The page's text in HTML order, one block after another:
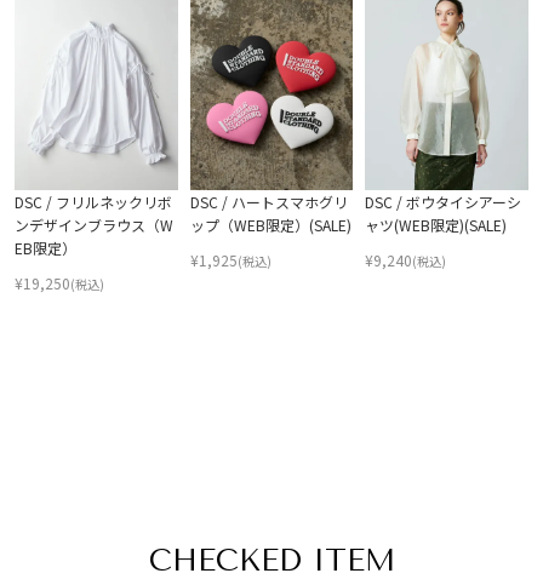
DSC / フリルネックリボ
ンデザインブラウス（W
EB限定）
¥19,250(税込)
DSC / ハートスマホグリ
ップ（WEB限定）(SALE)
¥1,925(税込)
DSC / ボウタイシアーシ
ャツ(WEB限定)(SALE)
¥9,240(税込)
CHECKED ITEM